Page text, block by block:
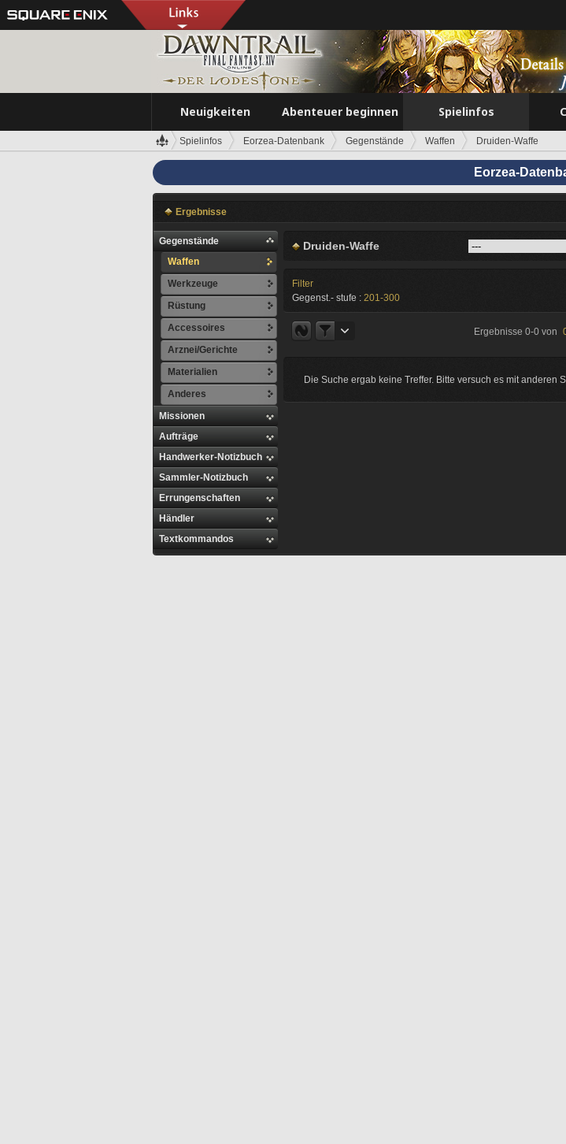
Neuigkeiten Abenteuer beginnen Spielinfos
Spielinfos Eorzea-Datenbank Gegenstände Waffen Druiden-Waffe
Eorzea-
Ergebnisse
Gegenstände
Waffen
Werkzeuge
Rüstung
Accessoires
Arznei/Gerichte
Materialien
Anderes
Missionen
Aufträge
Handwerker-Notizbuch
Sammler-Notizbuch
Errungenschaften
Händler
Textkommandos
Druiden-Waffe
Filter
Gegenst.- stufe : 201-300
Ergebnisse 0-0 von
Die Suche ergab keine Treffer. Bitte versuch es mit anderen